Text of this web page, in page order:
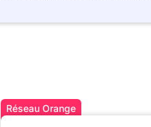
Réseau Orange